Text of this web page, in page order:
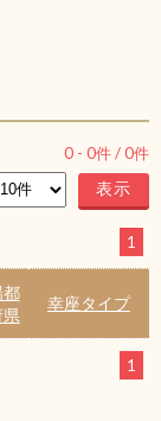
0 - 0件 /0件
1
幸座タイプ
1